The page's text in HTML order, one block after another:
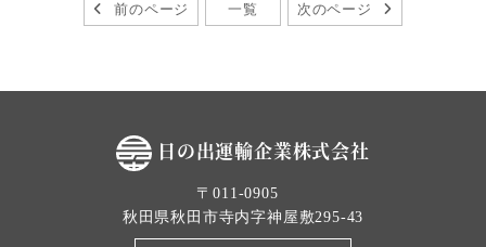
前のページ 一覧 次のページ
日の出運輸企業株式会社
〒011-0905
秋田県秋田市寺内字神屋敷295-43